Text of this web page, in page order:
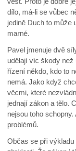
dílo, má-li se vůbec
jedině Duch to může
marné.
Pavel jmenuje dvě
udělají víc škody
řízení někdo, kdo to
nemá. Jako když
věcmi, které
jednají zákon a tělo.
nejsou toho
problémů.
Občas se při